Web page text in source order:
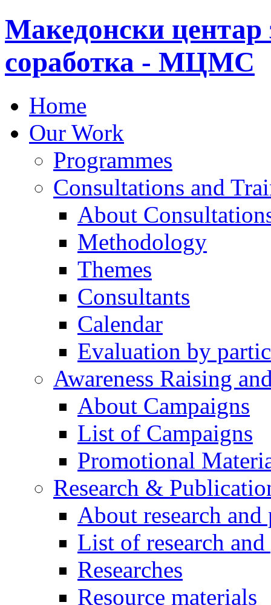
Македонски центар
соработка - МЦМС
Home
Our Work
Programmes
Consultations and
About
Methodology
Themes
Consultants
Calendar
Evaluation by
Awareness Raising
About Campaigns
List of Campaigns
Promotional
Research &
About research
List of research
Researches
Resource materials